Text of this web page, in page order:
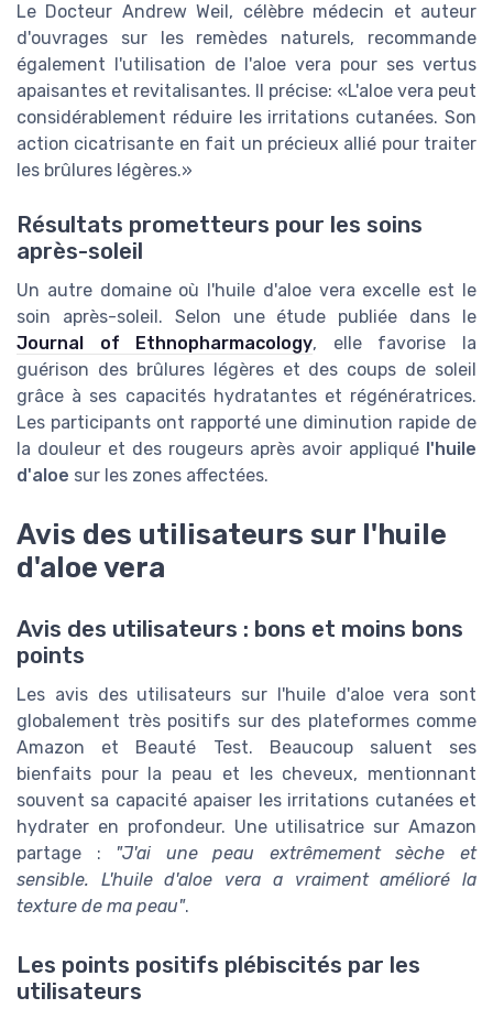
Le Docteur Andrew Weil, célèbre médecin et auteur
d'ouvrages sur les remèdes naturels, recommande
également l'utilisation de l'aloe vera pour ses vertus
apaisantes et revitalisantes. Il précise: «L'aloe vera peut
considérablement réduire les irritations cutanées. Son
action cicatrisante en fait un précieux allié pour traiter
les brûlures légères.»
Résultats prometteurs pour les soins
après-soleil
Un autre domaine où l'huile d'aloe vera excelle est le
soin après-soleil. Selon une étude publiée dans le
Journal of Ethnopharmacology, elle favorise la
guérison des brûlures légères et des coups de soleil
grâce à ses capacités hydratantes et régénératrices.
Les participants ont rapporté une diminution rapide de
la douleur et des rougeurs après avoir appliqué l'huile
d'aloe sur les zones affectées.
Avis des utilisateurs sur l'huile
d'aloe vera
Avis des utilisateurs : bons et moins bons
points
Les avis des utilisateurs sur l'huile d'aloe vera sont
globalement très positifs sur des plateformes comme
Amazon et Beauté Test. Beaucoup saluent ses
bienfaits pour la peau et les cheveux, mentionnant
souvent sa capacité apaiser les irritations cutanées et
hydrater en profondeur. Une utilisatrice sur Amazon
partage : "J'ai une peau extrêmement sèche et
sensible. L'huile d'aloe vera a vraiment amélioré la
texture de ma peau".
Les points positifs plébiscités par les
utilisateurs